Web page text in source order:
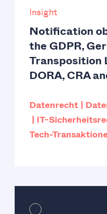
Insight
Notification
the GDPR,
Transposition
DORA, CRA
Datenrecht
IT-
Tech-